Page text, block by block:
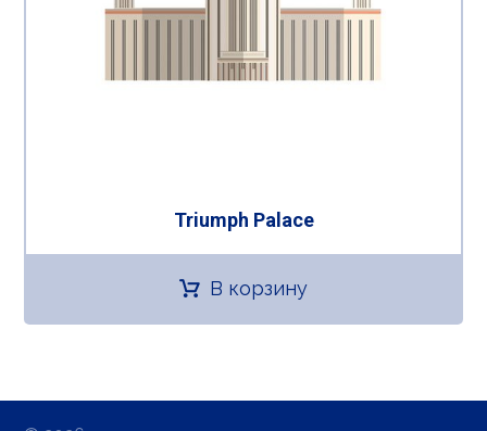
Triumph Palace
В корзину